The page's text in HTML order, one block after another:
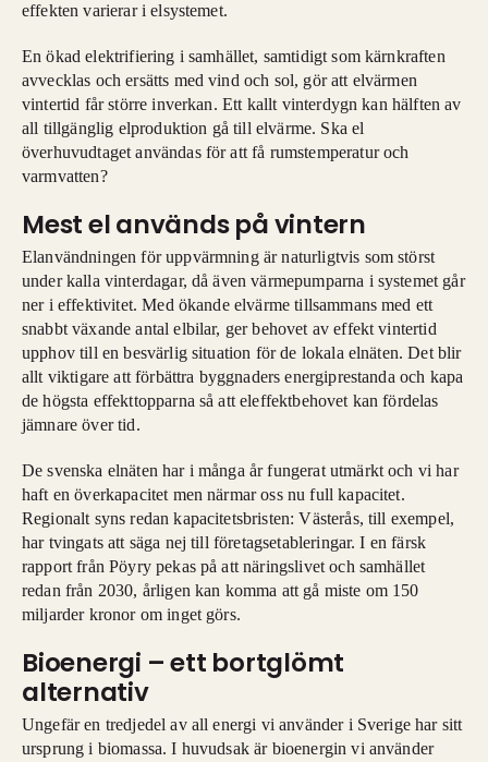
effekten varierar i elsystemet.
En ökad elektrifiering i samhället, samtidigt som kärnkraften
avvecklas och ersätts med vind och sol, gör att elvärmen
vintertid får större inverkan. Ett kallt vinterdygn kan hälften av
all tillgänglig elproduktion gå till elvärme. Ska el
överhuvudtaget användas för att få rumstemperatur och
varmvatten?
Mest el används på vintern
Elanvändningen för uppvärmning är naturligtvis som störst
under kalla vinterdagar, då även värmepumparna i systemet går
ner i effektivitet. Med ökande elvärme tillsammans med ett
snabbt växande antal elbilar, ger behovet av effekt vintertid
upphov till en besvärlig situation för de lokala elnäten. Det blir
allt viktigare att förbättra byggnaders energiprestanda och kapa
de högsta effekttopparna så atteleffektbehovet kan fördelas
jämnare över tid.
De svenska elnäten har i många år fungerat utmärkt och vi har
haft en överkapacitet men närmar oss nu full kapacitet.
Regionalt syns redan kapacitetsbristen: Västerås, till exempel,
har tvingats att säga nej till företagsetableringar. I en färsk
rapport från Pöyry pekas på att näringslivet och samhället
redan från 2030, årligen kan komma att gå miste om 150
miljarder kronor om inget görs.
Bioenergi – ett bortglömt
alternativ
Ungefär en tredjedel av all energi vi använder i Sverige har sitt
ursprung i biomassa. I huvudsak är bioenergin vi använder